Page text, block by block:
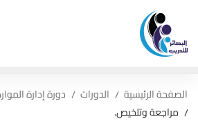
الصفحة الرئيسية الدورات دورة إدارة
مراجعة وتلخيص.